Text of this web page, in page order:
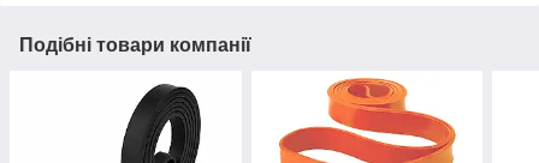
Подібні товари компанії